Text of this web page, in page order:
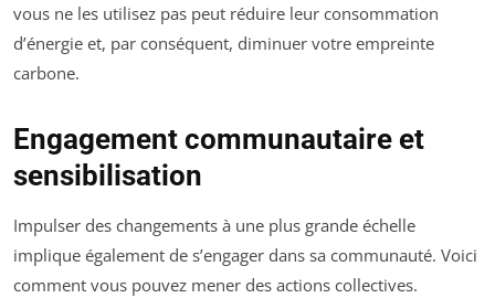
vous ne les utilisez pas peut réduire leur consommation
d’énergie et, par conséquent, diminuer votre empreinte
carbone.
Engagement communautaire et
sensibilisation
Impulser des changements à une plus grande échelle
implique également de s’engager dans sa communauté. Voici
comment vous pouvez mener des actions collectives.